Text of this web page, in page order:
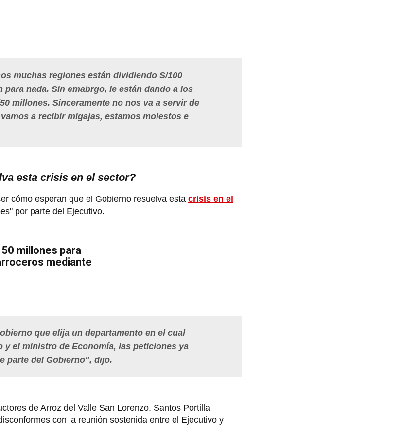
muchas regiones están dividiendo S/100
nada. Sin emabrgo, le están dando a los
millones. Sinceramente no nos va a servir de
a recibir migajas, estamos molestos e
esta crisis en el sector?
cómo esperan que el Gobierno resuelva esta crisis en el
por parte del Ejecutivo.
millones para
mediante
que elija un departamento en el cual
el ministro de Economía, las peticiones ya
parte del Gobierno", dijo.
de Arroz del Valle San Lorenzo, Santos Portilla
con la reunión sostenida entre el Ejecutivo y